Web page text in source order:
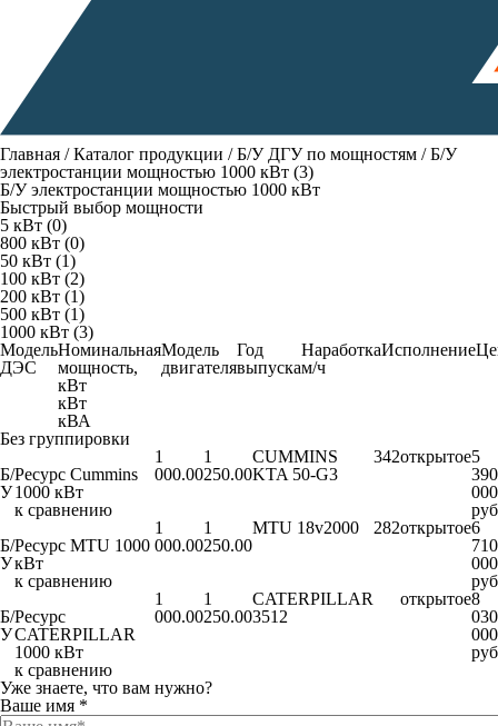
Главная /Каталог продукции /Б/У ДГУ по мощностям / Б/У
электростанции мощностью 1000 кВт (3)
Б/У электростанции мощностью 1000 кВт
Быстрый выбор мощности
5 кВт (0)
800 кВт (0)
50 кВт (1)
100 кВт (2)
200 кВт (1)
500 кВт (1)
1000 кВт (3)
Модель
ДЭС
Номинальная
мощность,
кВт
кВт
кВА
Модель
двигателя
Год
выпуска
Наработка
м/ч
Исполнение
Без группировки
Б/
У
Ресурс Cummins
1000 кВт
к сравнению
1
000.00
1
250.00
CUMMINS
KTA 50-G3
342открытое5
390
000
руб
Б/
У
Ресурс MTU 1000
кВт
к сравнению
1
000.00
1
250.00
MTU 18v2000 282открытое6
710
000
руб
Б/
У
Ресурс
CATERPILLAR
1000 кВт
к сравнению
1
000.00
1
250.00
CATERPILLAR
3512
открытое8
030
000
руб
Уже знаете, что вам нужно?
Ваше имя *